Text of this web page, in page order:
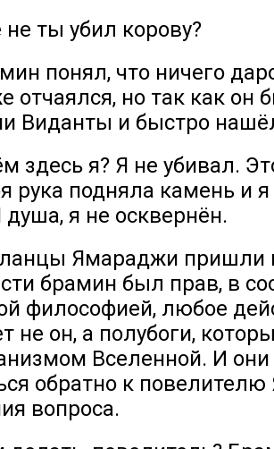
ты убил корову?
понял, что ничего
отчаялся, но так как он
Виданты и быстро
здесь я? Я не убивал.
рука подняла камень и я
я не осквернён.
Ямараджи пришли
брамин был прав, в
философией, любое
не он, а полубоги,
Вселенной. И
обратно к
вопроса.